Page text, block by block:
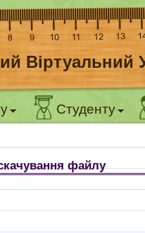
Віртуальний
Студенту
файлу